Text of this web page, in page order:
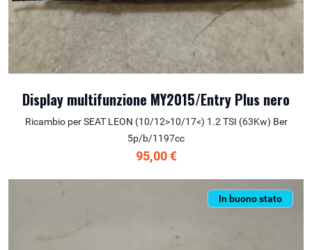
Display multifunzione MY2015/Entry Plus nero
Ricambio per SEAT LEON (10/12>10/17<) 1.2 TSI (63Kw) Ber
5p/b/1197cc
95,00 €
In buono stato